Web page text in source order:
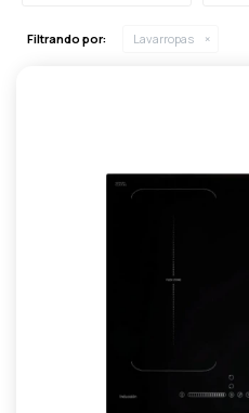
Filtrando por: Lavarropas